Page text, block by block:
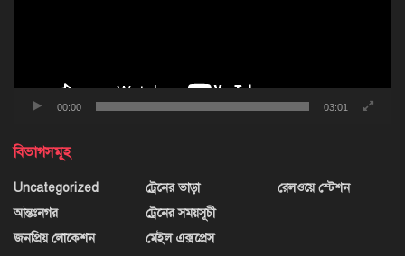
00:00 03:01
বিভাগসমূহ
Uncategorized
আন্তঃনগর
জনপ্রিয় লোকেশন
ট্রেনের ভাড়া
ট্রেনের সময়সূচী
মেইল এক্সপ্রেস
রেলওয়ে স্টেশন